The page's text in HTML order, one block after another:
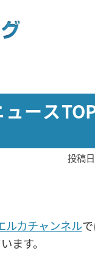
ース
投稿
ルカチャンネル
ます。